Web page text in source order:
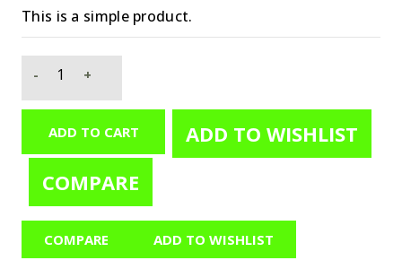
This is a simple product.
ADD TO CART
ADD TO WISHLIST
COMPARE
COMPARE ADD TO WISHLIST